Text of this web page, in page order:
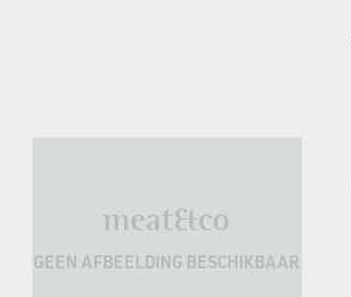
meat&co
GEEN AFBEELDING BESCHIKBAAR